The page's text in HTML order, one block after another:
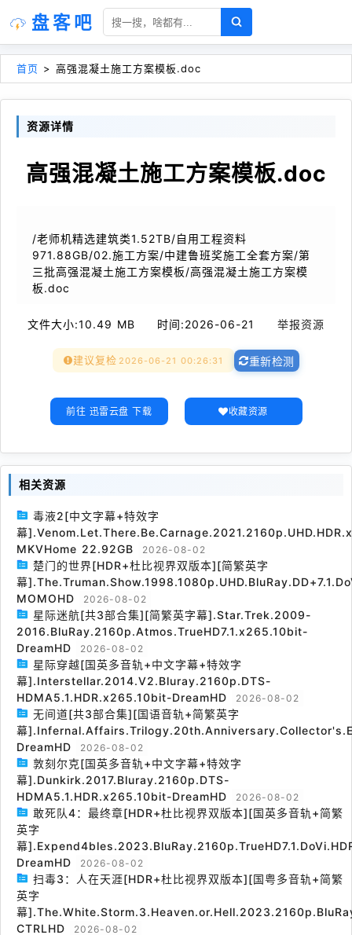
盘客吧
首页 > 高强混凝土施工方案模板.doc
资源详情
高强混凝土施工方案模板.doc
/老师机精选建筑类1.52TB/自用工程资料
971.88GB/02.施工方案/中建鲁班奖施工全套方案/第
三批高强混凝土施工方案模板/高强混凝土施工方案模
板.doc
文件大小:10.49 MB 时间:2026-06-21 举报资源
建议复检 2026-06-21 00:26:31 重新检测
前往 迅雷云盘 下载 收藏资源
相关资源
毒液2[中文字幕+特效字
幕
MKVHome 22.92GB
2026-08-02
楚门的世界[HDR+杜比视界双版本][简繁英字
幕
MOMOHD
2026-08-02
星际迷航[共3部合集][简繁英字幕].Star.Trek.2009-
2016.BluRay.2160p.Atmos.TrueHD7.1.x265.10bit-
DreamHD
2026-08-02
星际穿越[国英多音轨+中文字幕+特效字
幕].Interstellar.2014.V2.Bluray.2160p.DTS-
HDMA5.1.HDR.x265.10bit-DreamHD
2026-08-02
无间道[共3部合集][国语音轨+简繁英字
幕
DreamHD
2026-08-02
敦刻尔克[国英多音轨+中文字幕+特效字
幕].Dunkirk.2017.Bluray.2160p.DTS-
HDMA5.1.HDR.x265.10bit-DreamHD
2026-08-02
敢死队4：最终章[HDR+杜比视界双版本][国英多音轨+简繁
英字
幕
DreamHD
2026-08-02
扫毒3：人在天涯[HDR+杜比视界双版本][国粤多音轨+简繁
英字
幕
CTRLHD
2026-08-02